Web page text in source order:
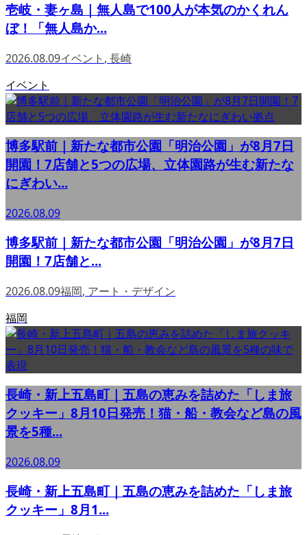
壱岐・妻ヶ島｜無人島で100人が本気のかくれん
ぼ！「無人島か...
2026.08.09イベント , 長崎
イベント
博多駅前｜新たな都市公園「明治公園」が8月7日
開園！7店舗と5つの広場、立体園路が生む新たな
にぎわい...
2026.08.09
博多駅前｜新たな都市公園「明治公園」が8月7日
開園！7店舗と...
2026.08.09福岡, アート・デザイン
福岡
長崎・新上五島町｜五島の恵みを詰めた「しま旅
クッキー」8月10日発売！猫・船・教会など島の風
景を5種...
2026.08.09
長崎・新上五島町｜五島の恵みを詰めた「しま旅
クッキー」8月1...